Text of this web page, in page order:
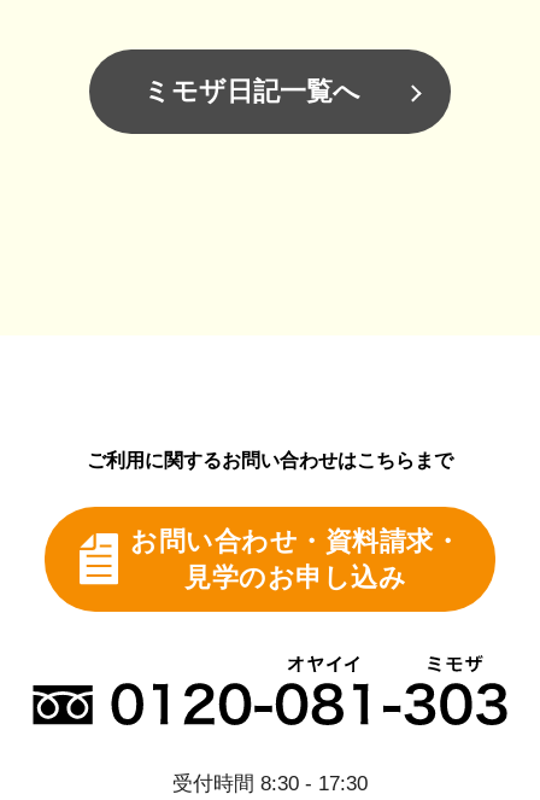
ミモザ日記一覧へ
ご利用に関するお問い合わせはこちらまで
お問い合わせ・資料請求・
見学のお申し込み
受付時間 8:30 - 17:30